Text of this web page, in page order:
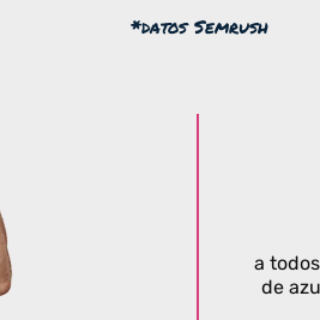
*datos Semrush
a
de